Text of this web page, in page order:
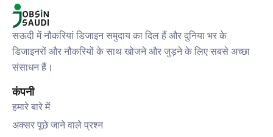
सऊदी में नौकरियां डिजाइन समुदाय का दिल हैं और दुनिया भर के
डिजाइनरों और नौकरियों के साथ खोजने और जुड़ने के लिए सबसे अच्छा
संसाधन हैं।
कंपनी
हमारे बारे में
अक्सर पूछे जाने वाले प्रश्न